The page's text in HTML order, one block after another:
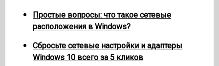
Простые вопросы: что такое сетевые
расположения в Windows?
Сбросьте сетевые настройки и адаптеры
Windows 10 всего за 5 кликов